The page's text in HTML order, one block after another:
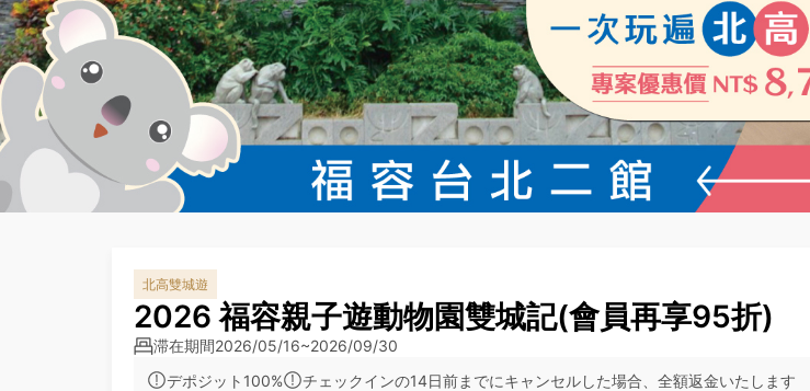
北高雙城遊
2026 福容親子遊動物園雙城記(會員再享95折)
滞在期間2026/05/16~2026/09/30
デポジット100%
チェックインの14日前までにキャンセルした場合、全額返金いたします